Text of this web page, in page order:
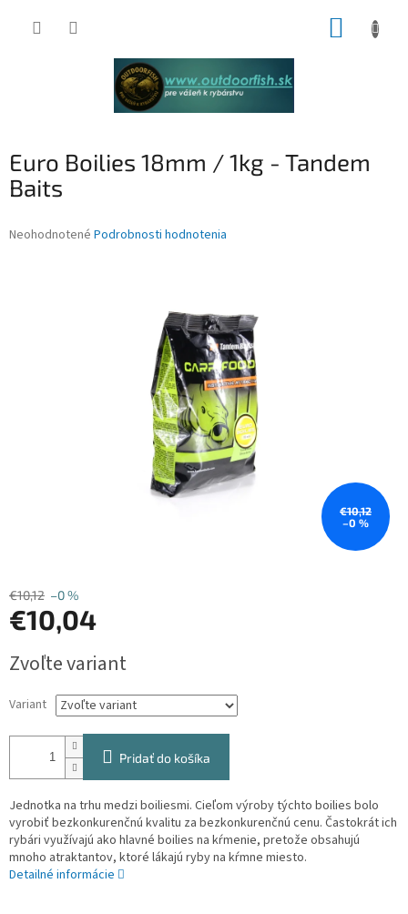
Euro Boilies 18mm / 1kg - Tandem
Baits
Priemerné
Neohodnotené Podrobnosti hodnotenia
€10,12
–0 %
€10,12 –0 %
€10,04
cena:
Zvoľte variant
Variant
Pridať do košíka
Jednotka na trhu medzi boiliesmi. Cieľom výroby týchto boilies bolo
vyrobiť bezkonkurenčnú kvalitu za bezkonkurenčnú cenu. Častokrát ich
rybári využívajú ako hlavné boilies na kŕmenie, pretože obsahujú
mnoho atraktantov, ktoré lákajú ryby na kŕmne miesto.
Detailné informácie